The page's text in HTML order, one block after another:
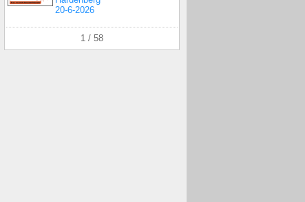
20-6-2026
1 / 58